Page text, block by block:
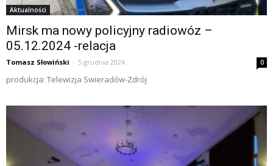
Aktualności
Mirsk ma nowy policyjny radiowóz –
05.12.2024 -relacja
Tomasz Słowiński - 5 grudnia 2024 0
produkcja: Telewizja Swieradów-Zdrój